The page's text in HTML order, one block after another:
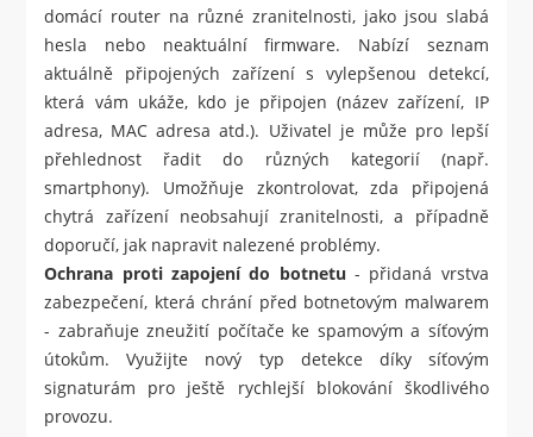
domácí router na různé zranitelnosti, jako jsou slabá
hesla nebo neaktuální firmware. Nabízí seznam
aktuálně připojených zařízení s vylepšenou detekcí,
která vám ukáže, kdo je připojen (název zařízení, IP
adresa, MAC adresa atd.). Uživatel je může pro lepší
přehlednost řadit do různých kategorií (např.
smartphony). Umožňuje zkontrolovat, zda připojená
chytrá zařízení neobsahují zranitelnosti, a případně
doporučí, jak napravit nalezené problémy.
Ochrana proti zapojení do botnetu - přidaná vrstva
zabezpečení, která chrání před botnetovým malwarem
- zabraňuje zneužití počítače ke spamovým a síťovým
útokům. Využijte nový typ detekce díky síťovým
signaturám pro ještě rychlejší blokování škodlivého
provozu.